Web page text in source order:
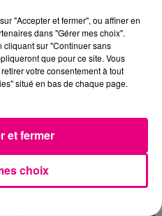
3
"Accepter et fermer", ou affiner en
dans "Gérer mes choix".
cliquant sur "Continuer sans
que pour ce site. Vous
votre consentement à tout
situé en bas de chaque page.
choix
et fermer